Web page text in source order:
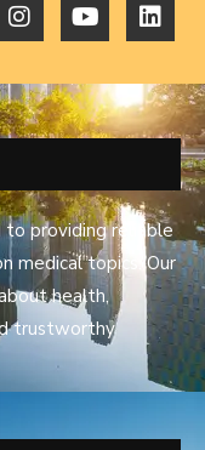
providing reliable
medical topics. Our
health,
trustworthy